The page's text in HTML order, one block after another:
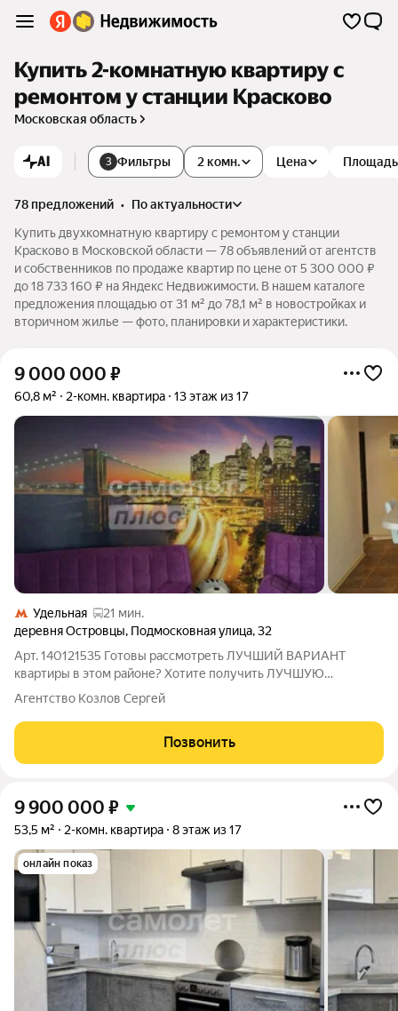
Купить 2-комнатную квартиру с
ремонтом у станции Красково
Московская область
AI 3 Фильтры 2 комн. Цена Площадь
78 предложений •
по актуальности
Купить двухкомнатную квартиру с ремонтом у станции
Красково в Московской области — 78 объявлений от агентств
и собственников по продаже квартир по цене от 5 300 000 ₽
до 18 733 160 ₽ на Яндекс Недвижимости. В нашем каталоге
предложения площадью от 31 м² до 78,1 м² в новостройках и
вторичном жилье — фото, планировки и характеристики.
9 000 000 ₽
60,8 м² 2-комн. квартира 13 этаж из 17
Удельная
21 мин.
деревня Островцы, Подмосковная улица,32
Арт. 140121535 Готовы рассмотреть ЛУЧШИЙ ВАРИАНТ
квартиры в этом районе? Хотите получить ЛУЧШУЮ
СТОИМОСТЬ квартиры в этом районе? Ищите квартиру с
ГАРАНТИЕЙ БЕЗОПАСНОСТИ? Тогда эта КВАРТИРА ДЛЯ ВАС!
Двух комнатная квартира, расположенная по адресу:
Агентство Козлов Сергей
Позвонить
9 900 000 ₽
53,5 м² 2-комн. квартира 8 этаж из 17
онлайн показ